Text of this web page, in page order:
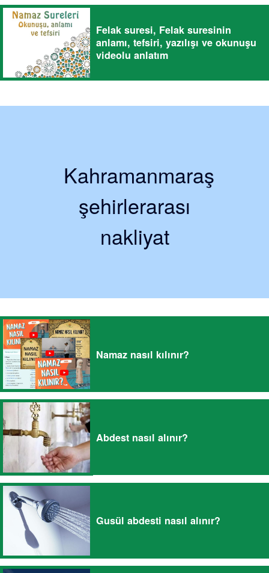
Felak suresi, Felak suresinin
anlamı, tefsiri, yazılışı ve okunuşu
videolu anlatım
Kahramanmaraş
şehirlerarası
nakliyat
Namaz nasıl kılınır?
Abdest nasıl alınır?
Gusül abdesti nasıl alınır?